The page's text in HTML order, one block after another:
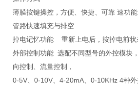
薄膜按键操控，方便、快捷、可靠 速功
管路快速填充与排空
掉电记忆功能 重新上电后，按掉电前状
外部控制功能 选配不同型号的外控模块
向控制、流量控制，
0-5V、0-10V、4-20mA、0-10KHz 4种